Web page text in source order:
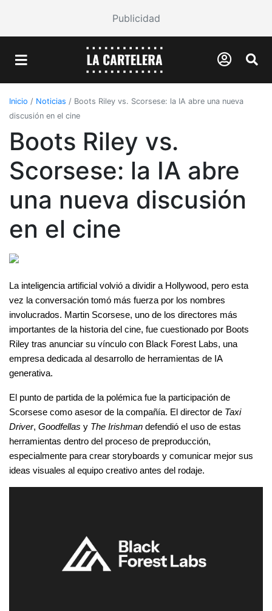
Publicidad
Inicio / Noticias / Boots Riley vs. Scorsese: la IA abre una nueva
discusión en el cine
Boots Riley vs.
Scorsese: la IA abre
una nueva discusión
en el cine
La inteligencia artificial volvió a dividir a Hollywood, pero esta
vez la conversación tomó más fuerza por los nombres
involucrados. Martin Scorsese, uno de los directores más
importantes de la historia del cine, fue cuestionado por Boots
Riley tras anunciar su vínculo con Black Forest Labs, una
empresa dedicada al desarrollo de herramientas de IA
generativa.
El punto de partida de la polémica fue la participación de
Scorsese como asesor de la compañía. El director de Taxi
Driver, Goodfellas y The Irishman defendió el uso de estas
herramientas dentro del proceso de preproducción,
especialmente para crear storyboards y comunicar mejor sus
ideas visuales al equipo creativo antes del rodaje.